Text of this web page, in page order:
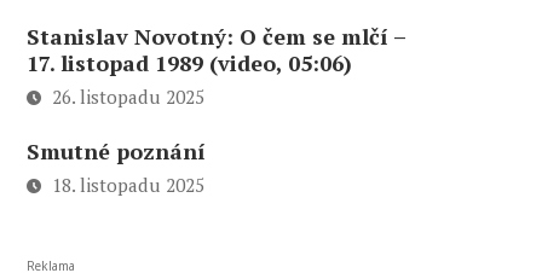
Stanislav Novotný: O čem se mlčí –
17. listopad 1989 (video, 05:06)
26. listopadu 2025
Smutné poznání
18. listopadu 2025
Reklama